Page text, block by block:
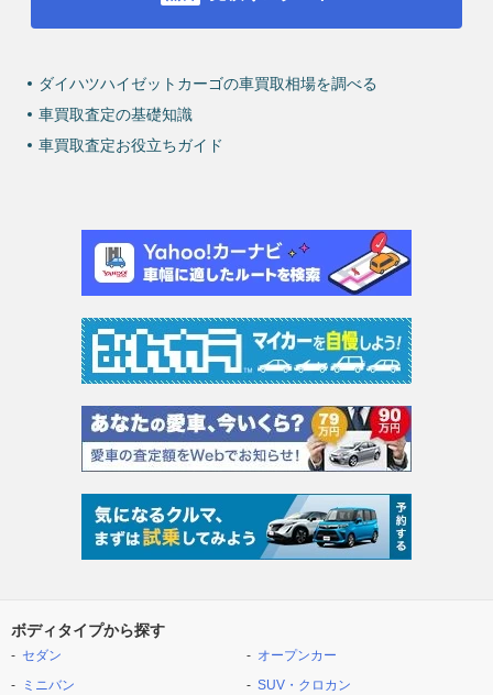
ダイハツハイゼットカーゴの車買取相場を調べる
車買取査定の基礎知識
車買取査定お役立ちガイド
ボディタイプから探す
セダン
ミニバン
オープンカー
SUV・クロカン